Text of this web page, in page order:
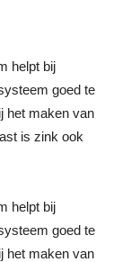
helpt bij
goed te
het maken van
is zink ook
helpt bij
goed te
het maken van